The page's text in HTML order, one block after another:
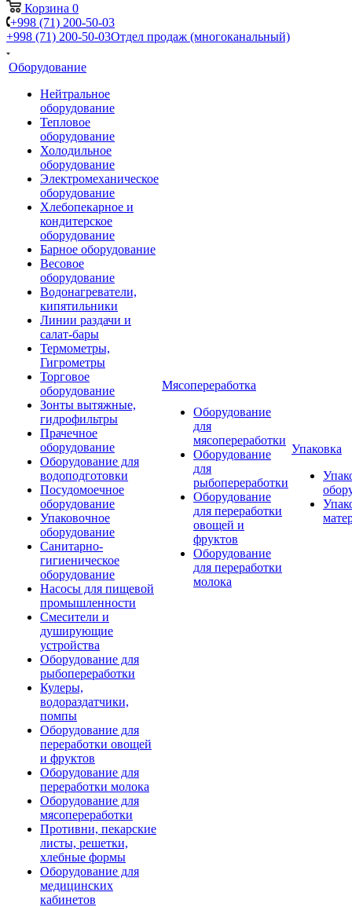
Корзина 0
+998 (71) 200-50-03
+998 (71) 200-50-03Отдел продаж (многоканальный)
Оборудование
Нейтральное
оборудование
Тепловое
оборудование
Холодильное
оборудование
Электромеханическое
оборудование
Хлебопекарное и
кондитерское
оборудование
Барное оборудование
Весовое
оборудование
Водонагреватели,
кипятильники
Линии раздачи и
салат-бары
Термометры,
Гигрометры
Торговое
оборудование
Зонты вытяжные,
гидрофильтры
Прачечное
оборудование
Оборудование для
водоподготовки
Посудомоечное
оборудование
Упаковочное
оборудование
Санитарно-
гигиеническое
оборудование
Насосы для пищевой
промышленности
Смесители и
душирующие
устройства
Оборудование для
рыбопереработки
Кулеры,
водораздатчики,
помпы
Оборудование для
переработки овощей
и фруктов
Оборудование для
переработки молока
Оборудование для
мясопереработки
Противни, пекарские
листы, решетки,
хлебные формы
Оборудование для
медицинских
кабинетов
Мясопереработка
Оборудование
для
мясопереработки
Оборудование
для
рыбопереработки
Оборудование
для переработки
овощей и
фруктов
Оборудование
для переработки
молока
Упаковка